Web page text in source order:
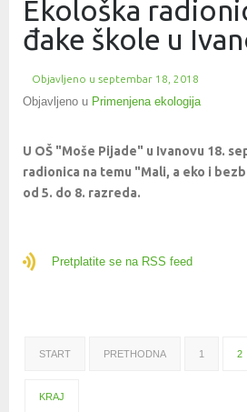
Ekološka
đake škole u
Objavljeno u septembar 18, 2018
Objavljeno u Primenjena ekologija
U OŠ "Moše Pijade" u Ivanovu 18.
radionica na temu "Mali, a eko i
od 5. do 8. razreda.
Pretplatite se na RSS feed
START PRETHODNA 1 2
KRAJ